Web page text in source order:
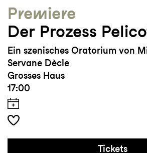
Premiere
Der Prozess
Ein szenisches Oratorium von
Servane Dècle
Grosses Haus
17:00
Tickets